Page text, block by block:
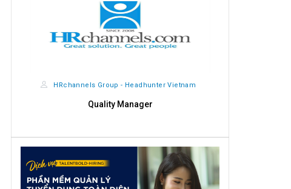
HRchannels Group - Headhunter Vietnam
Quality Manager